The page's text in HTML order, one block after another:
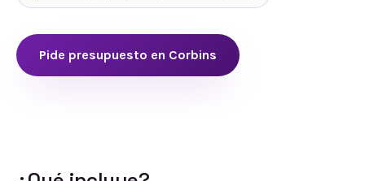
Pide presupuesto en Corbins